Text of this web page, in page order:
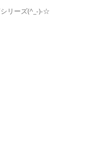
リーズ(^_-)-☆